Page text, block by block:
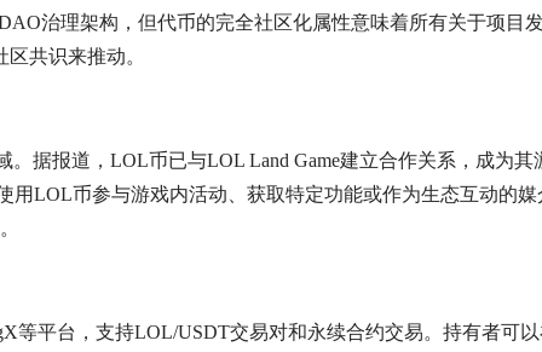
治理架构，但代币的完全社区化属性意味着所有关于项目
共识来推动。
据报道，LOL币已与LOL Land Game建立合作关系，成为其
用LOL币参与游戏内活动、获取特定功能或作为生态互动的媒
等平台，支持LOL/USDT交易对和永续合约交易。持有者可